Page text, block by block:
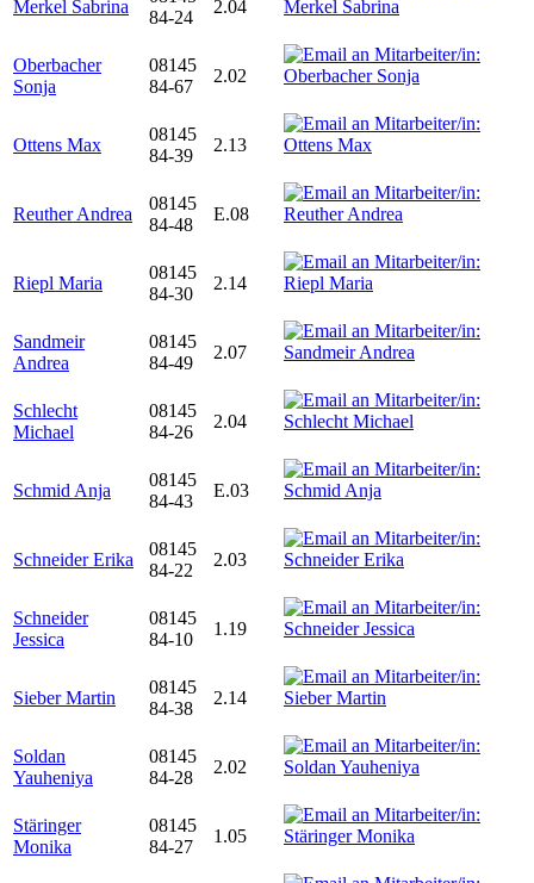
Merkel Sabrina
84-24
2.04
Oberbacher
Sonja
08145
84-67
2.02
Ottens Max
08145
84-39
2.13
Reuther Andrea
08145
84-48
E.08
Riepl Maria
08145
84-30
2.14
Sandmeir
Andrea
08145
84-49
2.07
Schlecht
Michael
08145
84-26
2.04
Schmid Anja
08145
84-43
E.03
Schneider Erika
08145
84-22
2.03
Schneider
Jessica
08145
84-10
1.19
Sieber Martin
08145
84-38
2.14
Soldan
Yauheniya
08145
84-28
2.02
Stäringer
Monika
08145
84-27
1.05